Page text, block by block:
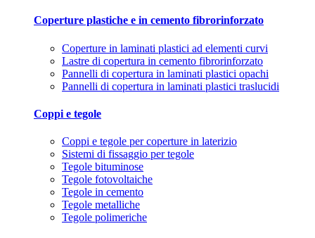
Coperture plastiche e in cemento fibrorinforzato
Coperture in laminati plastici ad elementi curvi
Lastre di copertura in cemento fibrorinforzato
Pannelli di copertura in laminati plastici opachi
Pannelli di copertura in laminati plastici traslucidi
Coppi e tegole
Coppi e tegole per coperture in laterizio
Sistemi di fissaggio per tegole
Tegole bituminose
Tegole fotovoltaiche
Tegole in cemento
Tegole metalliche
Tegole polimeriche